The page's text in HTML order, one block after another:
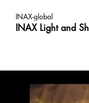
INAX-global
INAX Light and